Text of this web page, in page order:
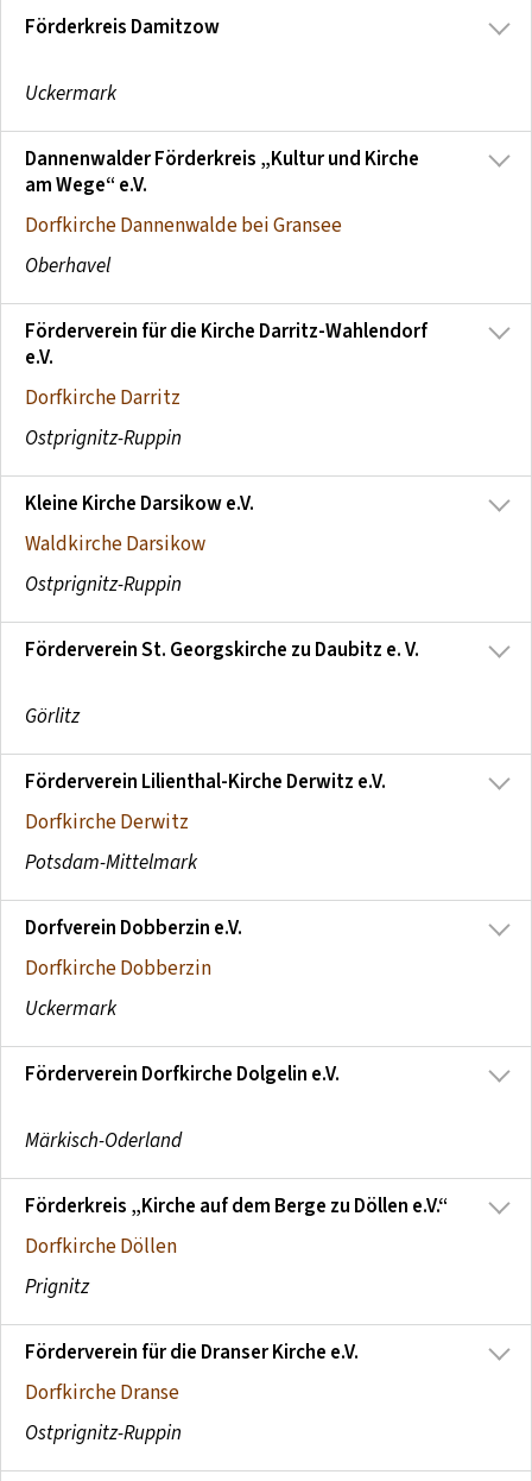
Förderkreis Damitzow
Uckermark
Dannenwalder Förderkreis „Kultur und Kirche
am Wege“ e.V.
Dorfkirche Dannenwalde bei Gransee
Oberhavel
Förderverein für die Kirche Darritz-Wahlendorf
e.V.
Dorfkirche Darritz
Ostprignitz-Ruppin
Kleine Kirche Darsikow e.V.
Waldkirche Darsikow
Ostprignitz-Ruppin
Förderverein St. Georgskirche zu Daubitz e. V.
Görlitz
Förderverein Lilienthal-Kirche Derwitz e.V.
Dorfkirche Derwitz
Potsdam-Mittelmark
Dorfverein Dobberzin e.V.
Dorfkirche Dobberzin
Uckermark
Förderverein Dorfkirche Dolgelin e.V.
Märkisch-Oderland
Förderkreis „Kirche auf dem Berge zu Döllen e.V.“
Dorfkirche Döllen
Prignitz
Förderverein für die Dranser Kirche e.V.
Dorfkirche Dranse
Ostprignitz-Ruppin